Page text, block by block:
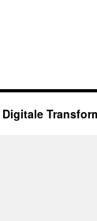
Digitale